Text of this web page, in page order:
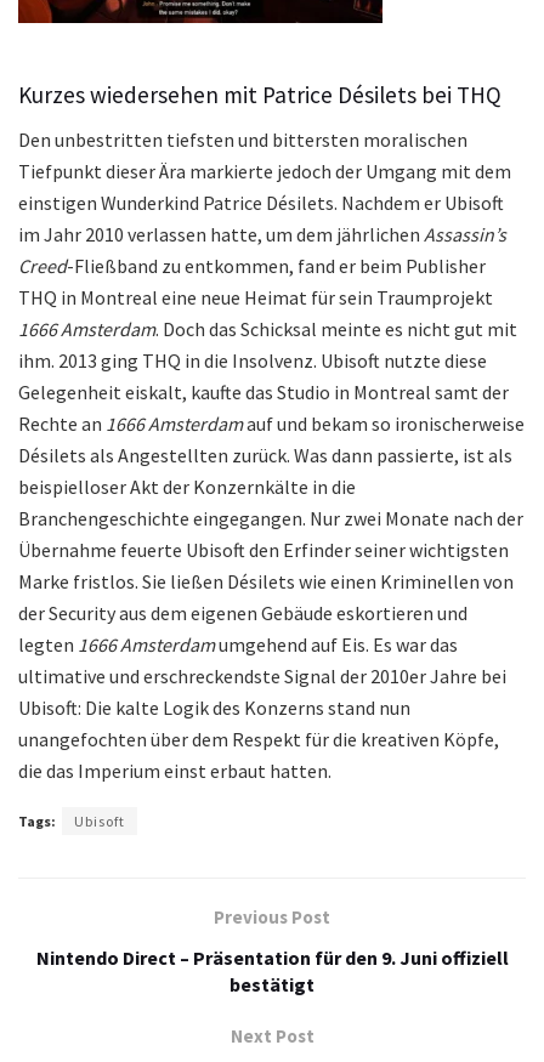
Kurzes wiedersehen mit Patrice Désilets bei THQ
Den unbestritten tiefsten und bittersten moralischen
Tiefpunkt dieser Ära markierte jedoch der Umgang mit dem
einstigen Wunderkind Patrice Désilets. Nachdem er Ubisoft
im Jahr 2010 verlassen hatte, um dem jährlichen Assassin’s
Creed-Fließband zu entkommen, fand er beim Publisher
THQ in Montreal eine neue Heimat für sein Traumprojekt
1666 Amsterdam. Doch das Schicksal meinte es nicht gut mit
ihm. 2013 ging THQ in die Insolvenz. Ubisoft nutzte diese
Gelegenheit eiskalt, kaufte das Studio in Montreal samt der
Rechte an 1666 Amsterdamauf und bekam so ironischerweise
Désilets als Angestellten zurück. Was dann passierte, ist als
beispielloser Akt der Konzernkälte in die
Branchengeschichte eingegangen. Nur zwei Monate nach der
Übernahme feuerte Ubisoft den Erfinder seiner wichtigsten
Marke fristlos. Sie ließen Désilets wie einen Kriminellen von
der Security aus dem eigenen Gebäude eskortieren und
legten 1666 Amsterdamumgehend auf Eis. Es war das
ultimative und erschreckendste Signal der 2010er Jahre bei
Ubisoft: Die kalte Logik des Konzerns stand nun
unangefochten über dem Respekt für die kreativen Köpfe,
die das Imperium einst erbaut hatten.
Tags: Ubisoft
Previous Post
Nintendo Direct – Präsentation für den 9. Juni offiziell
bestätigt
Next Post